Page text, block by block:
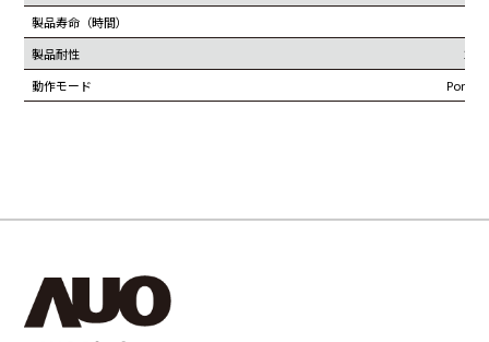
製品寿命（時間）
製品耐性
動作モード